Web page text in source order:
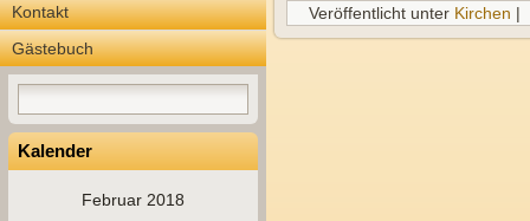
Kontakt
Gästebuch
Kalender
Februar 2018
Veröffentlicht unter Kirchen |